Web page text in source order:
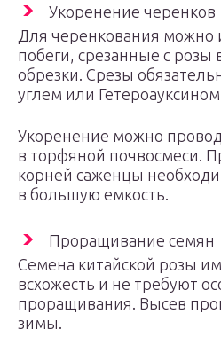
Укоренение черенков
Для черенкования можно
побеги, срезанные с розы
обрезки. Срезы
углем или
Укоренение можно
в торфяной почвосмеси.
корней саженцы
в большую емкость.
Проращивание семян
Семена китайской розы
всхожесть и не требуют
проращивания. Высев
зимы.